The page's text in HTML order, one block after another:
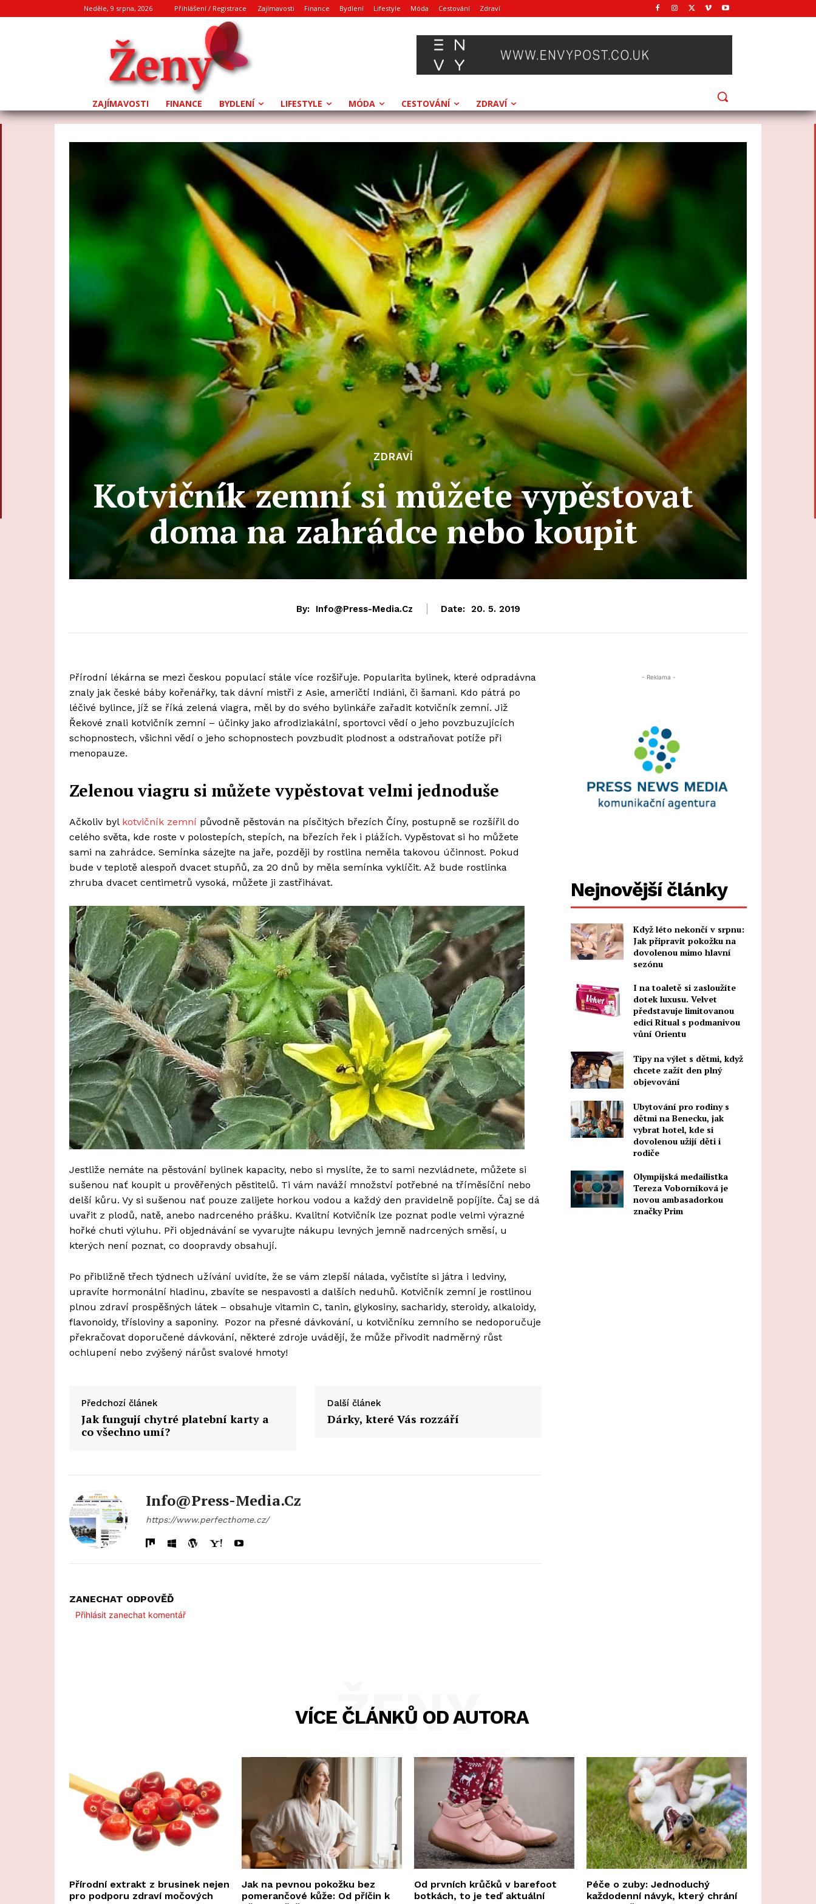
Neděle, 9 srpna, 2026 Přihlášení / Registrace Zajímavosti Finance Bydlení Lifestyle Móda Cestování Zdraví
ZAJÍMAVOSTI FINANCE BYDLENÍ LIFESTYLE MÓDA CESTOVÁNÍ ZDRAVÍ
ZDRAVÍ
Kotvičník zemní si můžete vypěstovat
doma na zahrádce nebo koupit
By: Info@press-Media.cz Date: 20. 5. 2019
Přírodní lékárna se mezi českou populací stále více rozšiřuje. Popularita bylinek, které odpradávna
znaly jak české báby kořenářky, tak dávní mistři z Asie, američtí Indiáni, či šamani. Kdo pátrá po
léčivé bylince, jíž se říká zelená viagra, měl by do svého bylinkáře zařadit kotvičník zemní. Již
Řekové znali kotvičník zemní – účinky jako afrodiziakální, sportovci vědí o jeho povzbuzujících
schopnostech, všichni vědí o jeho schopnostech povzbudit plodnost a odstraňovat potíže při
menopauze.
Zelenou viagru si můžete vypěstovat velmi jednoduše
Ačkoliv byl kotvičník zemní původně pěstován na písčitých březích Číny, postupně se rozšířil do
celého světa, kde roste v polostepích, stepích, na březích řek i plážích. Vypěstovat si ho můžete
sami na zahrádce. Semínka sázejte na jaře, později by rostlina neměla takovou účinnost. Pokud
bude v teplotě alespoň dvacet stupňů, za 20 dnů by měla semínka vyklíčit. Až bude rostlinka
zhruba dvacet centimetrů vysoká, můžete ji zastřihávat.
Jestliže nemáte na pěstování bylinek kapacity, nebo si myslíte, že to sami nezvládnete, můžete si
sušenou nať koupit u prověřených pěstitelů. Ti vám naváží množství potřebné na tříměsíční nebo
delší kůru. Vy si sušenou nať pouze zalijete horkou vodou a každý den pravidelně popíjíte. Čaj se dá
uvařit z plodů, natě, anebo nadrceného prášku. Kvalitní Kotvičník lze poznat podle velmi výrazné
hořké chuti výluhu. Při objednávání se vyvarujte nákupu levných jemně nadrcených směsí, u
kterých není poznat, co doopravdy obsahují.
Po přibližně třech týdnech užívání uvidíte, že se vám zlepší nálada, vyčistíte si játra i ledviny,
upravíte hormonální hladinu, zbavíte se nespavosti a dalších neduhů. Kotvičník zemní je rostlinou
plnou zdraví prospěšných látek – obsahuje vitamin C, tanin, glykosiny, sacharidy, steroidy, alkaloidy,
flavonoidy, třísloviny a saponiny. Pozor na přesné dávkování, u kotvičníku zemního se nedoporučuje
překračovat doporučené dávkování, některé zdroje uvádějí, že může přivodit nadměrný růst
ochlupení nebo zvýšený nárůst svalové hmoty!
Předchozí článek
Jak fungují chytré platební karty a
co všechno umí?
Další článek
Dárky, které Vás rozzáří
Info@press-Media.cz
https://www.perfecthome.cz/
ZANECHAT ODPOVĚĎ
Přihlásit zanechat komentář
- Reklama -
Nejnovější články
Když léto nekončí v srpnu:
Jak připravit pokožku na
dovolenou mimo hlavní
sezónu
I na toaletě si zasloužíte
dotek luxusu. Velvet
představuje limitovanou
edici Ritual s podmanivou
vůní Orientu
Tipy na výlet s dětmi, když
chcete zažít den plný
objevování
Ubytování pro rodiny s
dětmi na Benecku, jak
vybrat hotel, kde si
dovolenou užijí děti i
rodiče
Olympijská medailistka
Tereza Voborníková je
novou ambasadorkou
značky Prim
VÍCE ČLÁNKŮ OD AUTORA
ŽENY
Přírodní extrakt z brusinek nejen
pro podporu zdraví močových
Jak na pevnou pokožku bez
pomerančové kůže: Od příčin k
Od prvních krůčků v barefoot
botkách, to je teď aktuální
Péče o zuby: Jednoduchý
každodenní návyk, který chrání